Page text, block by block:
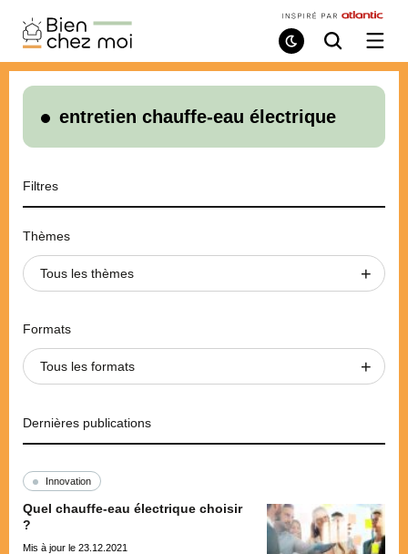
Bien
Chez
Moi
Mode
de
Recherche
/
le
entretien chauffe-eau électrique
Filtres
Thèmes
Tous les thèmes
Formats
Tous les formats
Dernières publications
Innovation
Quel chauffe-eau électrique choisir
?
Mis à jour le 23.12.2021